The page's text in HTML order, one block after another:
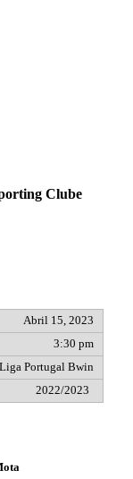
Clube
Abril 15, 2023
3:30 pm
Liga Portugal Bwin
2022/2023